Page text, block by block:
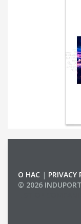
О НАС | PRIVACY
© 2026